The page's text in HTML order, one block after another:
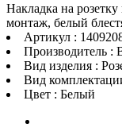
Накладка на
монтаж, белый
Артикул :
Производитель :
Вид изделия :
Вид
Цвет : Белый